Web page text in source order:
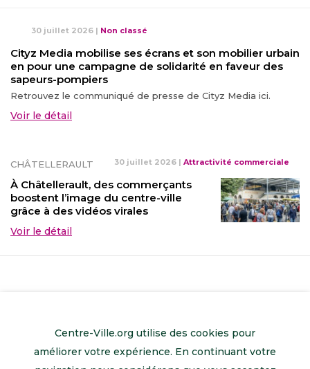
30 juillet 2026 | Non classé
Cityz Media mobilise ses écrans et son mobilier urbain
en pour une campagne de solidarité en faveur des
sapeurs-pompiers
Retrouvez le communiqué de presse de Cityz Media ici.
Voir le détail
CHÂTELLERAULT 30 juillet 2026 | Attractivité commerciale
À Châtellerault, des commerçants
boostent l’image du centre-ville
grâce à des vidéos virales
Voir le détail
Centre-Ville.org utilise des cookies pour
améliorer votre expérience. En continuant votre